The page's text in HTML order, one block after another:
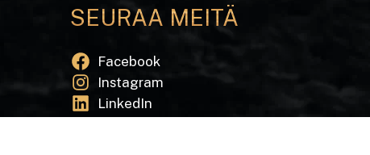
SEURAA MEITÄ
Facebook
Instagram
LinkedIn